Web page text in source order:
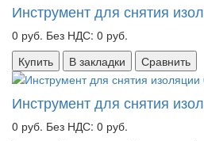
Инструмент для снятия
0 руб. Без НДС: 0 руб.
Купить
В закладки Сравнить
Инструмент для снятия
0 руб. Без НДС: 0 руб.